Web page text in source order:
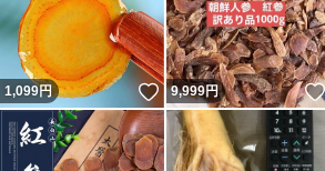
1,099円 いいね！
9,999円